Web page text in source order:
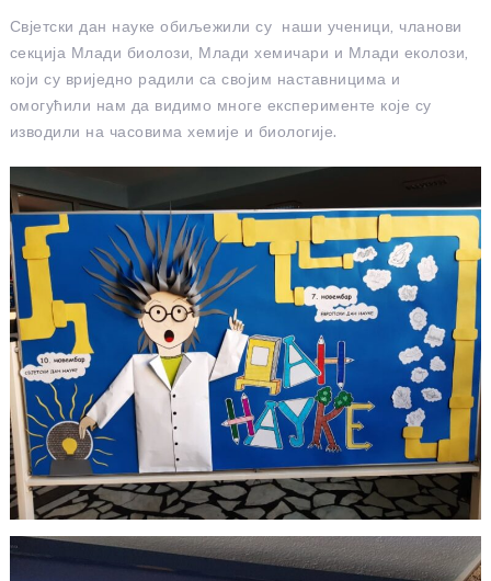
Свјетски дан науке обиљежили су наши ученици, чланови
секција Млади биолози, Млади хемичари и Млади еколози,
који су вриједно радили са својим наставницима и
омогућили нам да видимо многе експерименте које су
изводили на часовима хемије и биологије.